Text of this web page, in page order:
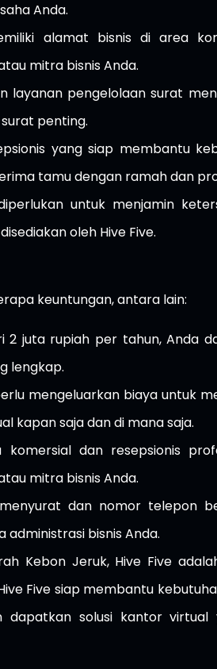
Anda.
alamat bisnis di area
mitra bisnis Anda.
layanan pengelolaan surat
penting.
yang siap membantu
tamu dengan ramah dan
untuk menjamin
oleh Hive Five.
keuntungan, antara lain:
2 juta rupiah per tahun, Anda
lengkap.
mengeluarkan biaya untuk
kapan saja dan di mana saja.
dan resepsionis
mitra bisnis Anda.
dan nomor telepon
bisnis Anda.
Kebon Jeruk, Hive Five
Five siap membantu
solusi kantor virtual